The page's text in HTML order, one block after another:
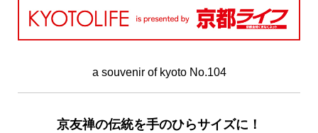
MAIN MENU
SERIES
カレーが好き
a souvenir of kyoto No.104
京友禅の伝統を手のひらサイズに！